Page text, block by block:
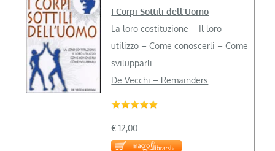
I Corpi Sottili dell’Uomo
La loro costituzione – Il loro
utilizzo – Come conoscerli – Come
svilupparli
De Vecchi – Remainders
€ 12,00